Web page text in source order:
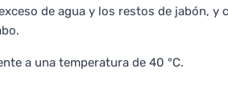
de agua y los restos de jabón, y
a una temperatura de 40 °C.